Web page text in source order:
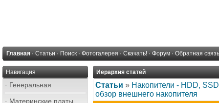
Главная · Статьи · Поиск · Фотогалерея · Скачать! · Форум · Обратная связь
Навигация
· Генеральная
· Материнские платы
Иерархия статей
Статьи » Накопители - HDD,
обзор внешнего накопителя